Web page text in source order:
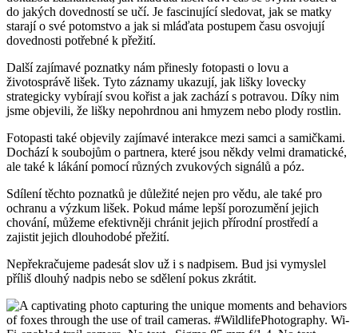
do jakých dovedností se učí. Je fascinující sledovat, jak se matky
starají o své potomstvo a jak si mláďata postupem času osvojují
dovednosti potřebné k přežití.
Další zajímavé poznatky nám přinesly fotopasti o lovu a
životosprávě lišek. Tyto záznamy ukazují, jak lišky lovecky
strategicky vybírají svou kořist a jak zachází s potravou. Díky nim
jsme objevili, že lišky nepohrdnou ani hmyzem nebo plody rostlin.
Fotopasti také objevily zajímavé interakce mezi samci a samičkami.
Dochází k soubojům o partnera, které jsou někdy velmi dramatické,
ale také k lákání pomocí různých zvukových signálů a póz.
Sdílení těchto poznatků je důležité nejen pro vědu, ale také pro
ochranu a výzkum lišek. Pokud máme lepší porozumění jejich
chování, můžeme efektivněji chránit jejich přírodní prostředí a
zajistit jejich dlouhodobé přežití.
Nepřekračujeme padesát slov už i s nadpisem. Bud jsi vymyslel
příliš dlouhý nadpis nebo se sdělení pokus zkrátit.